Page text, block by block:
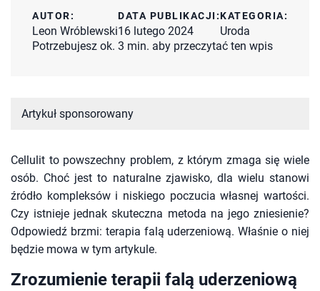
AUTOR:
Leon Wróblewski
DATA PUBLIKACJI:
16 lutego 2024
KATEGORIA:
Uroda
Potrzebujesz ok. 3 min. aby przeczytać ten wpis
Artykuł sponsorowany
Cellulit to powszechny problem, z którym zmaga się wiele
osób. Choć jest to naturalne zjawisko, dla wielu stanowi
źródło kompleksów i niskiego poczucia własnej wartości.
Czy istnieje jednak skuteczna metoda na jego zniesienie?
Odpowiedź brzmi: terapia falą uderzeniową. Właśnie o niej
będzie mowa w tym artykule.
Zrozumienie terapii falą uderzeniową